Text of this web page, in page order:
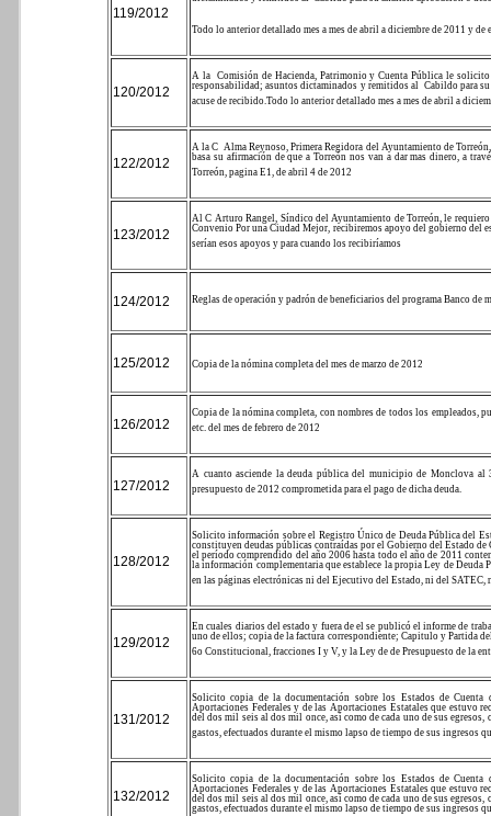
119/2012
Todo lo anterior detallado mes a mes de abril a diciembre de 2011 y de
120/2012
A la
Comisión de Hacienda, Patrimonio y Cuenta Pública le
responsabilidad; asuntos dictaminados y remitidos al Cabildo para
acuse de recibido.Todo lo anterior detallado mes a mes de abril a
122/2012
A la C Alma Reynoso, Primera Regidora del Ayuntamiento de
basa su afirmación de que a Torreón nos van a dar mas dinero, a
Torreón, pagina E1, de abril 4 de 2012
123/2012
Al C Arturo Rangel, Síndico del Ayuntamiento de Torreón, le
Convenio Por una Ciudad Mejor, recibiremos apoyo del gobierno del
serían esos apoyos y para cuando los recibiríamos
124/2012 Reglas de operación y padrón de beneficiarios del programa Banco de
125/2012 Copia de la nómina completa del mes de marzo de 2012
126/2012
Copia de la nómina completa, con nombres de todos los empleados,
etc. del mes de febrero de 2012
127/2012
A cuanto asciende la deuda pública del municipio de Monclova
presupuesto de 2012 comprometida para el pago de dicha deuda.
128/2012
Solicito información sobre el Registro Único de Deuda Pública del
constituyen deudas públicas contraídas por el Gobierno del Estado
el período comprendido del año 2006 hasta todo el año de 2011
la información complementaria que establece la propia Ley de
en las páginas electrónicas ni del Ejecutivo del Estado, ni del SATEC,
129/2012
En cuales diarios del estado y fuera de el se publicó el informe de
uno de ellos; copia de la factura correspondiente; Capitulo y Partida
6o Constitucional, fracciones I y V, y la Ley de de Presupuesto de la
131/2012
Solicito copia de la documentación sobre los Estados de
Aportaciones Federales y de las Aportaciones Estatales que estuvo
del dos mil seis al dos mil once, así como de cada uno de sus
gastos, efectuados durante el mismo lapso de tiempo de sus ingresos
132/2012
Solicito copia de la documentación sobre los Estados de
Aportaciones Federales y de las Aportaciones Estatales que estuvo
del dos mil seis al dos mil once, así como de cada uno de sus
gastos, efectuados durante el mismo lapso de tiempo de sus ingresos